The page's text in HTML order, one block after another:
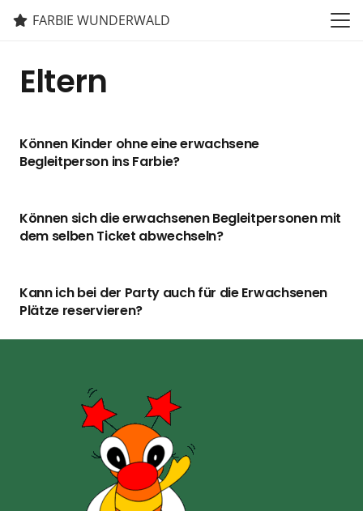
FARBIE WUNDERWALD
Eltern
Können Kinder ohne eine erwachsene
Begleitperson ins Farbie?
Können sich die erwachsenen Begleitpersonen mit
dem selben Ticket abwechseln?
Kann ich bei der Party auch für die Erwachsenen
Plätze reservieren?